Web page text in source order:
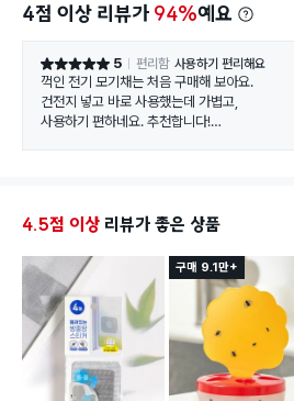
4점 이상 리뷰가 94%예요
별점 5점 5 편리함 사용하기 편리해요
꺽인 전기 모기채는 처음 구매해 보아요.
건전지 넣고 바로 사용했는데 가볍고,
사용하기 편하네요. 추천합니다!
4.5점 이상 리뷰가 좋은 상품
구매 9.1만+